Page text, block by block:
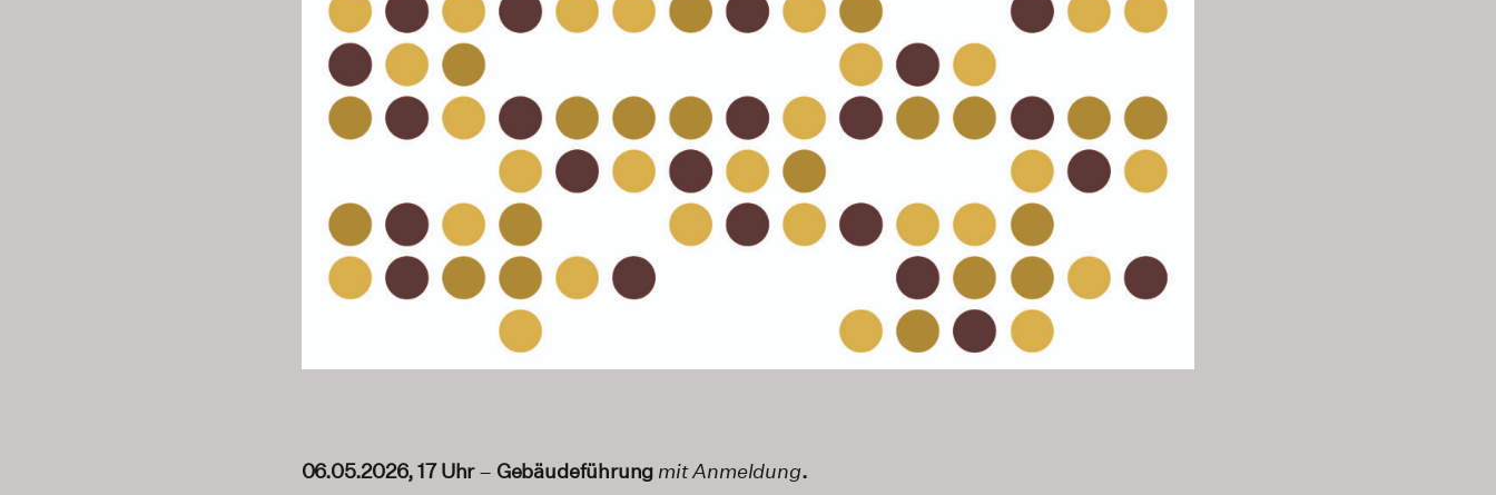
06.05.2026, 17 Uhr– Gebäudeführung mit Anmeldung.